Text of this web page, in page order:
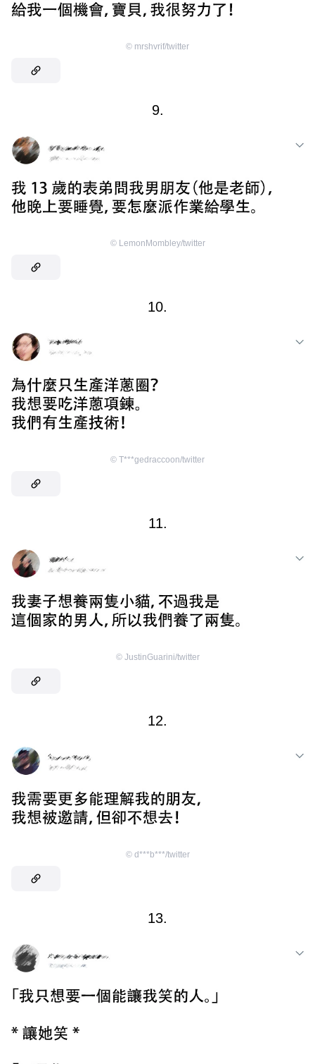
© mrshvrif/twitter
9.
© LemonMombley/twitter
10.
© T***gedraccoon/twitter
11.
© JustinGuarini/twitter
12.
© d***b***/twitter
13.